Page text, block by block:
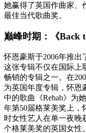
她赢得了英国作曲家、
最佳当代歌曲奖。
巅峰时期：《Back
怀恩豪斯于2006年推出
这张专辑不仅在国际上
畅销的专辑之一。在
为英国年度专辑，怀恩
中的歌曲《Rehab》为
年第50届格莱美奖上，
时女性艺人在单一夜晚
个格莱美奖的英国女性